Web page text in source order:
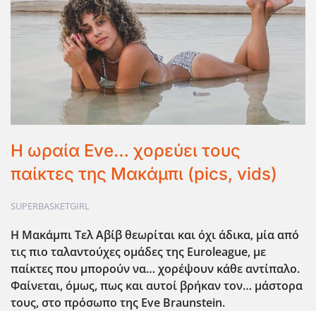
Η ωραία Eve… χορεύει τους
παίκτες της Μακάμπι (pics, vids)
SUPERBASKETGIRL
Η Μακάμπι Τελ Αβίβ θεωρίται και όχι άδικα, μία από
τις πιο ταλαντούχες ομάδες της Euroleague, με
παίκτες που μπορούν να… χορέψουν κάθε αντίπαλο.
Φαίνεται, όμως, πως και αυτοί βρήκαν τον… μάστορα
τους, στο πρόσωπο της Eve Braunstein.